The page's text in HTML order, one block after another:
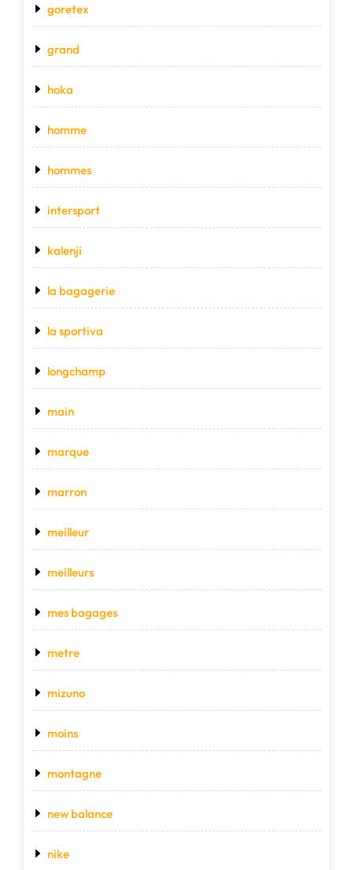
goretex
grand
hoka
homme
hommes
intersport
kalenji
la bagagerie
la sportiva
longchamp
main
marque
marron
meilleur
meilleurs
mes bagages
metre
mizuno
moins
montagne
new balance
nike